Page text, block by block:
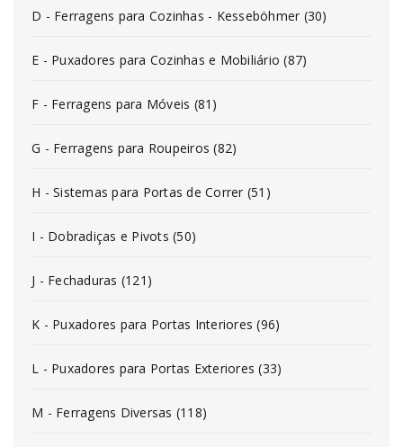
D - Ferragens para Cozinhas - Kesseböhmer (30)
E - Puxadores para Cozinhas e Mobiliário (87)
F - Ferragens para Móveis (81)
G - Ferragens para Roupeiros (82)
H - Sistemas para Portas de Correr (51)
I - Dobradiças e Pivots (50)
J - Fechaduras (121)
K - Puxadores para Portas Interiores (96)
L - Puxadores para Portas Exteriores (33)
M - Ferragens Diversas (118)